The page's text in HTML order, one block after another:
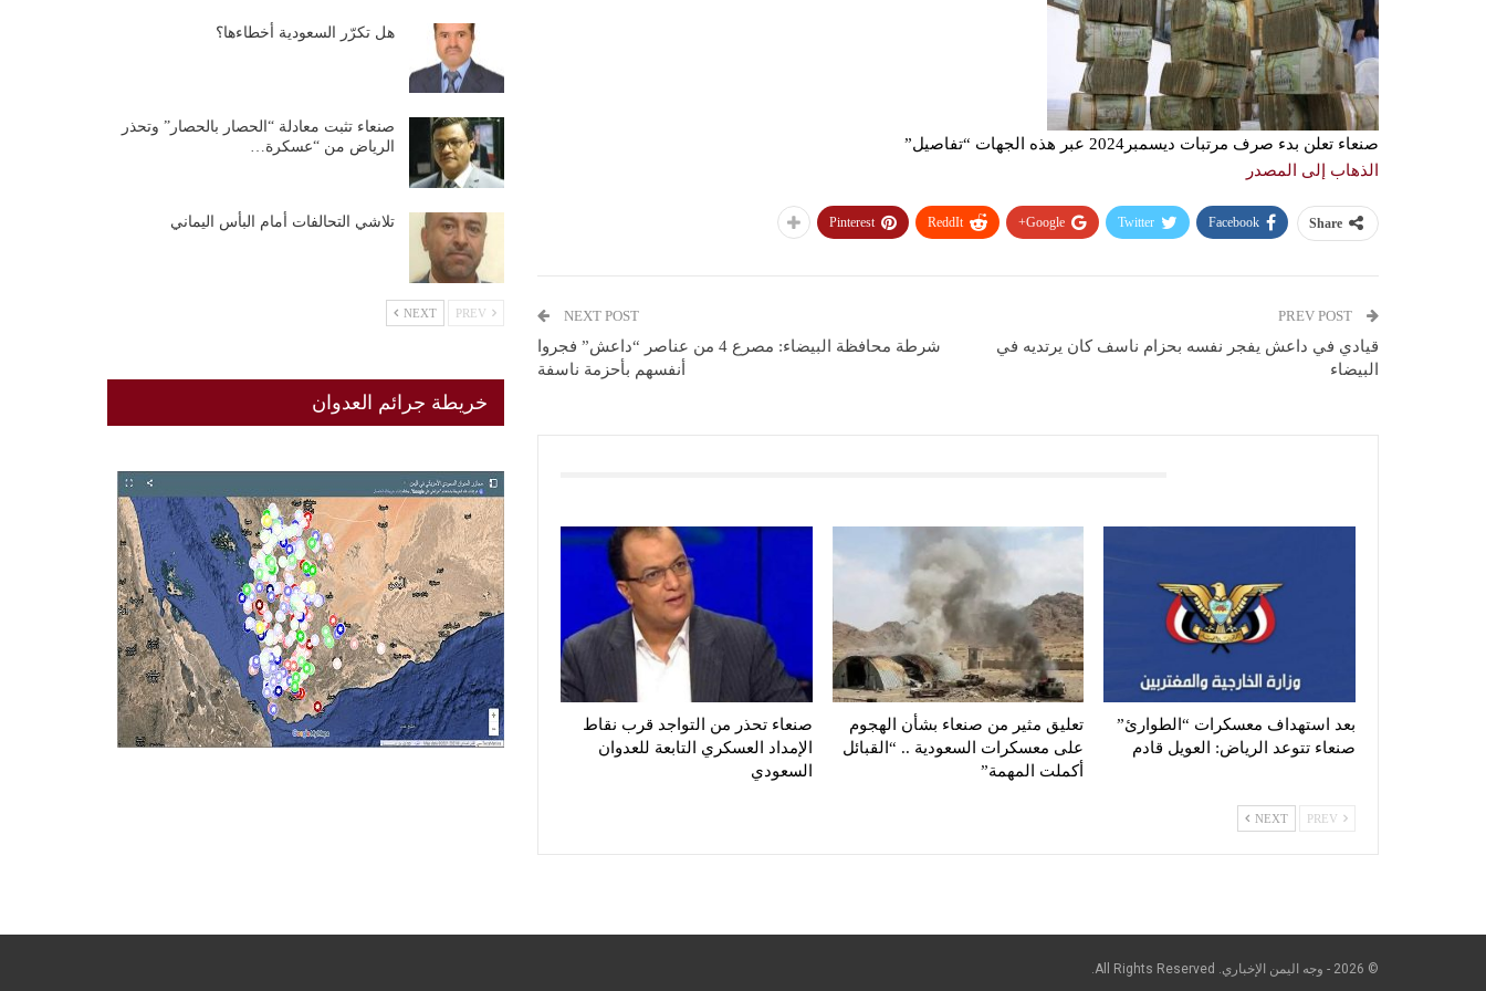
صنعاء تعلن بدء صرف مرتبات ديسمبر2024 عبر هذه الجهات “تفاصيل”
الذهاب إلى المصدر
Share
Facebook
Twitter
Google+
ReddIt
Pinterest
قيادي في داعش يفجر نفسه بحزام ناسف كان يرتديه في
البيضاء
NEXT POST
شرطة محافظة البيضاء: مصرع 4 من عناصر “داعش” فجروا
أنفسهم بأحزمة ناسفة
بعد استهداف معسكرات “الطوارئ”
صنعاء تتوعد الرياض: العويل قادم
تعليق مثير من صنعاء بشأن الهجوم
على معسكرات السعودية .. “القبائل
أكملت المهمة”
صنعاء تحذر من التواجد قرب نقاط
الإمداد العسكري التابعة للعدوان
السعودي
NEXT
هل تكرّر السعودية أخطاءها؟
صنعاء تثبت معادلة “الحصار بالحصار” وتحذر
الرياض من “عسكرة…
تلاشي التحالفات أمام البأس اليماني
NEXT
خريطة جرائم العدوان
© 2026 - وجه اليمن الإخباري. All Rights Reserved.